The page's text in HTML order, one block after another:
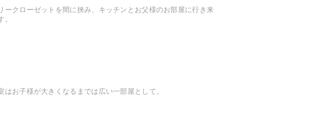
ークローゼットを間に挟み、キッチンとお父様のお部屋に行き来
。
はお子様が大きくなるまでは広い一部屋として。